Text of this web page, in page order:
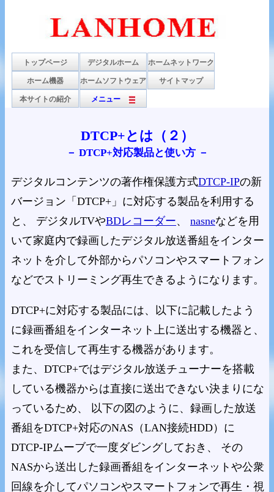
トップページ デジタルホーム ホームネットワーク
ホーム機器 ホームソフトウェア サイトマップ
本サイトの紹介 メニュー
DTCP+とは（２）
－ DTCP+対応製品と使い方 －
デジタルコンテンツの著作権保護方式DTCP-IPの新
バージョン「DTCP+」に対応する製品を利用する
と、 デジタルTVやBDレコーダー、 nasneなどを用
いて家庭内で録画したデジタル放送番組をインター
ネットを介して外部からパソコンやスマートフォン
などでストリーミング再生できるようになります。
DTCP+に対応する製品には、以下に記載したよう
に録画番組をインターネット上に送出する機器と、
これを受信して再生する機器があります。
また、DTCP+ではデジタル放送チューナーを搭載
している機器からは直接に送出できない決まりにな
っているため、 以下の図のように、録画した放送
番組をDTCP+対応のNAS（LAN接続HDD）に
DTCP-IPムーブで一度ダビングしておき、 その
NASから送出した録画番組をインターネットや公衆
回線を介してパソコンやスマートフォンで再生・視